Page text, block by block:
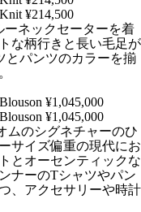
¥214,500
ーネックセーターを着
な柄行きと長い毛足が
とパンツのカラーを揃
¥1,045,000
¥1,045,000
ムのシグネチャーのひ
サイズ偏重の現代にお
とオーセンティックな
ナーのTシャツやパン
、アクセサリーや時計